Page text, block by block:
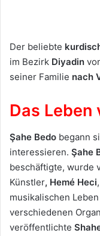
i
l
Der beliebte
im Bezirk Diyadin
seiner Familie nach
Das Leben
Şahe Bedo begann
interessieren. Şahe
beschäftigte, wurde
Künstler, Hemé Heci
musikalischen
verschiedenen
veröffentlichte